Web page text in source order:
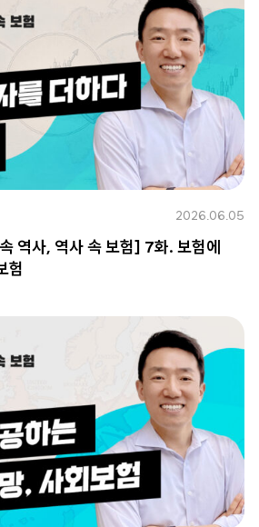
2026.06.05
역사, 역사 속 보험] 7화. 보험에
험